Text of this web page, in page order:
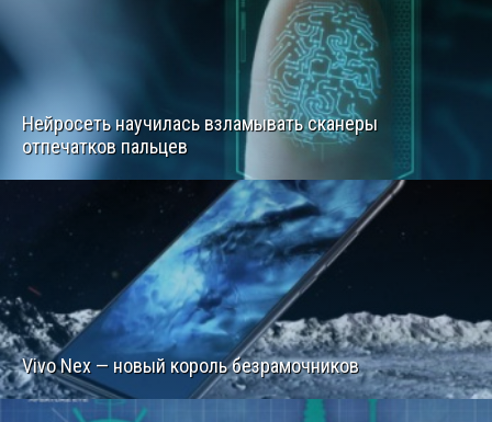
Нейросеть научилась взламывать сканеры
отпечатков пальцев
Vivo Nex — новый король безрамочников